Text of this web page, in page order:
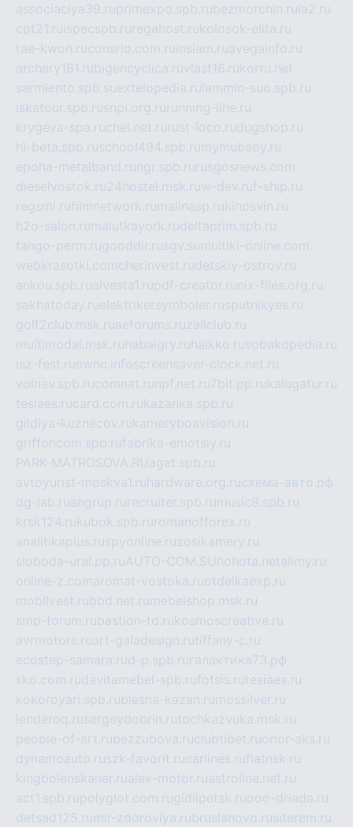
associaciya39.ruprimexpo.spb.rubezmorchin.ru ia2.ru
cpt21.ru ispecspb.ru regahost.rukolosok-elita.ru
tae-kwon.ruconsrio.com.ru insiam.ruavegainfo.ru
archery161.rubigencyclica.ruvlast16.rukorru.net
sarmiento.spb.suextelopedia.ru lammin-suo.spb.ru
iskatour.spb.rusnpi.org.ru running-line.ru
krygeva-spa.ruchel.net.ru rust-loco.rudugshop.ru
hl-beta.spb.ruschool494.spb.ru mymubaby.ru
epoha-metalband.ru ngr.spb.ru rusgosnews.com
dieselvostok.ru24hostel.msk.ruw-dev.ruf-ship.ru
regsmi.rufilmnetwork.ru malinasp.rukinosvin.ru
h2o-salon.ru malutkayork.rudeltaprim.spb.ru
tango-perm.rugooddir.rusgv.su multiki-online.com
webkrasotki.comcherinvest.rudetskiy-ostrov.ru
ankou.spb.rualvesta1.rupdf-creator.ru nix-files.org.ru
sakhatoday.ruelektrikersymboler.rusputnikyes.ru
golf2club.msk.ruaeforums.ruzallclub.ru
multimodal.msk.ru habaigry.ru haikko.rusobakopedia.ru
isz-fest.ruewnc.infoscreensaver-clock.net.ru
volnav.spb.rucomnat.ru npf.net.ru7bit.pp.rukalugatur.ru
tesiaes.rucard.com.rukazanka.spb.ru
gildiya-kuznecov.rukameryboavision.ru
griffoncom.spb.rufabrika-emotsiy.ru
PARK-MATROSOVA.RUagat.spb.ru
avtoyurist-moskva1.ru hardware.org.ruсхема-авто.рф
dg-lab.ruangrup.ru recruiter.spb.ru music8.spb.ru
krsk124.rukubok.spb.ru romanofforex.ru
analitikaplus.ruspyonline.ruzosikamery.ru
sloboda-ural.pp.ruAUTO-COM.SU hohota.netalimy.ru
online-z.comaromat-vostoka.ruotdelkaexp.ru
mobilvest.rubbd.net.ru mebelshop.msk.ru
smp-forum.rubastion-td.rukosmoscreative.ru
avrmotors.ruart-galadesign.rutiffany-c.ru
ecostep-samara.rud-p.spb.ru галактика73.рф
sko.com.rudavitamebel-spb.rufotsis.rutesiaes.ru
kokoroyari.spb.rublesna-kazan.ru mossilver.ru
lenderoq.rusergeydobrin.rutochkazvuka.msk.ru
people-of-art.rubezzubova.ruclubtibet.ruorior-aks.ru
dynamoauto.ruszk-favorit.rucarlines.ruflatnsk.ru
kingbolenskaner.rualex-motor.ruastroline.net.ru
act1.spb.rupolyglot.com.rugidlipetsk.ruooo-driada.ru
detsad125.ru mir-zdoroviya.rubruslanovo.rusiterem.ru